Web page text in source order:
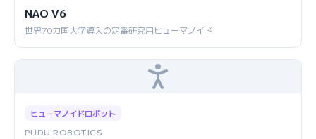
NAO V6
世界70カ国大学導入の定番研究用ヒューマノイド
ヒューマノイドロボット
PUDU ROBOTICS